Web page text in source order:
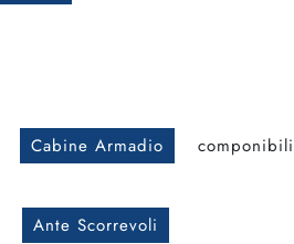
Cabine Armadio componibili
Ante Scorrevoli